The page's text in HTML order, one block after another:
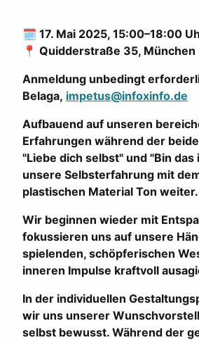
🗓 17. Mai 2025, 15:00–18:00
📍 Quidderstraße 35, München
Anmeldung unbedingt
Belaga, impetus@infoxinfo.de
Aufbauend auf unseren
Erfahrungen während der
"Liebe dich selbst" und "Bin das
unsere Selbsterfahrung mit
plastischen Material Ton weiter.
Wir beginnen wieder mit
fokussieren uns auf unsere
spielenden, schöpferischen
inneren Impulse kraftvoll
In der individuellen
wir uns unserer
selbst bewusst. Während der